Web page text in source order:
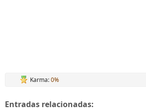
Karma:0%
Entradas relacionadas: